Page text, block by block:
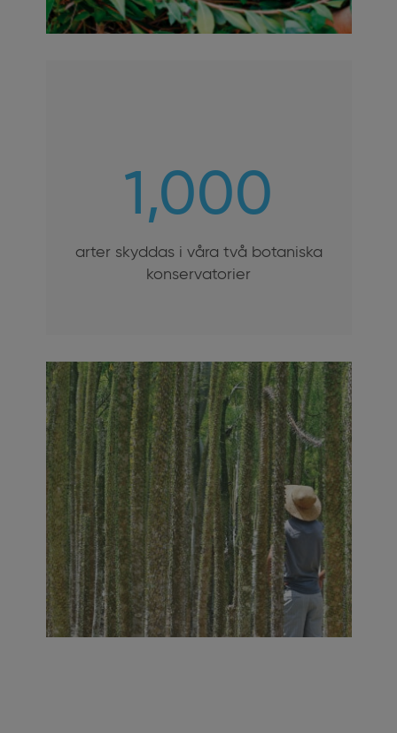
1,000
arter skyddas i våra två botaniska
konservatorier